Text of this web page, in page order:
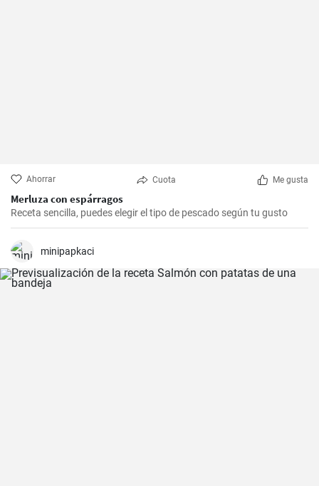
Ahorrar Cuota Me gusta
Merluza con espárragos
Receta sencilla, puedes elegir el tipo de pescado según tu gusto
minipapkaci